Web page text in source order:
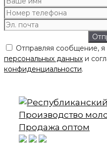
Отправляя сообщение,
персональных данных и
конфиденциальности.